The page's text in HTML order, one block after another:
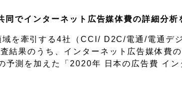
でインターネット広告媒体費の詳細分析
域を牽引する4社（CCI/ D2C/電通/電通デ
結果のうち、インターネット広告媒体費
予測を加えた「2020年 日本の広告費 イ